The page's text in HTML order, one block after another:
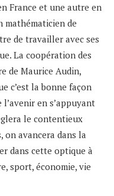
France et une autre en
mathématicien de
de travailler avec ses
La coopération des
de Maurice Audin,
c’est la bonne façon
en s’appuyant
le contentieux
on avancera dans la
dans cette optique à
sport, économie, vie